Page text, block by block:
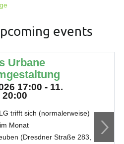
events
Urbane
17:00 - 11.
trifft sich (normalerweise)
Monat
(Dresdner Straße 283,